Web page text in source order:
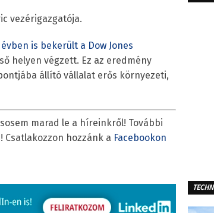
vezérigazgatója.
is bekerült a Dow Jones
helyen végzett. Ez az eredmény
állító vállalat erős környezeti,
marad le a híreinkről! További
Csatlakozzon hozzánk a Facebookon